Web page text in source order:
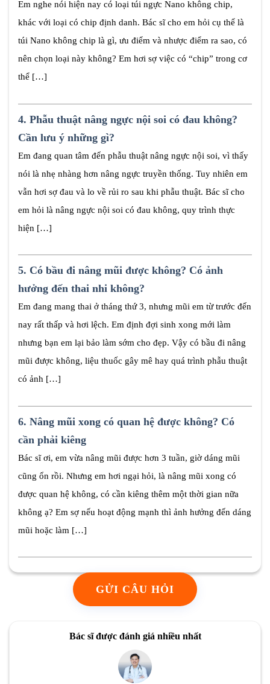
Em nghe nói hiện nay có loại túi ngực Nano không chip,
khác với loại có chip định danh. Bác sĩ cho em hỏi cụ thể là
túi Nano không chip là gì, ưu điểm và nhược điểm ra sao, có
nên chọn loại này không? Em hơi sợ việc có “chip” trong cơ
thể […]
4. Phẫu thuật nâng ngực nội soi có đau không?
Cần lưu ý những gì?
Em đang quan tâm đến phẫu thuật nâng ngực nội soi, vì thấy
nói là nhẹ nhàng hơn nâng ngực truyền thống. Tuy nhiên em
vẫn hơi sợ đau và lo về rủi ro sau khi phẫu thuật. Bác sĩ cho
em hỏi là nâng ngực nội soi có đau không, quy trình thực
hiện […]
5. Có bầu đi nâng mũi được không? Có ảnh
hưởng đến thai nhi không?
Em đang mang thai ở tháng thứ 3, nhưng mũi em từ trước đến
nay rất thấp và hơi lệch. Em định đợi sinh xong mới làm
nhưng bạn em lại bảo làm sớm cho đẹp. Vậy có bầu đi nâng
mũi được không, liệu thuốc gây mê hay quá trình phẫu thuật
có ảnh […]
6. Nâng mũi xong có quan hệ được không? Có
cần phải kiêng
Bác sĩ ơi, em vừa nâng mũi được hơn 3 tuần, giờ dáng mũi
cũng ổn rồi. Nhưng em hơi ngại hỏi, là nâng mũi xong có
được quan hệ không, có cần kiêng thêm một thời gian nữa
không ạ? Em sợ nếu hoạt động mạnh thì ảnh hưởng đến dáng
mũi hoặc làm […]
GỬI CÂU HỎI
Bác sĩ được đánh giá nhiều nhất